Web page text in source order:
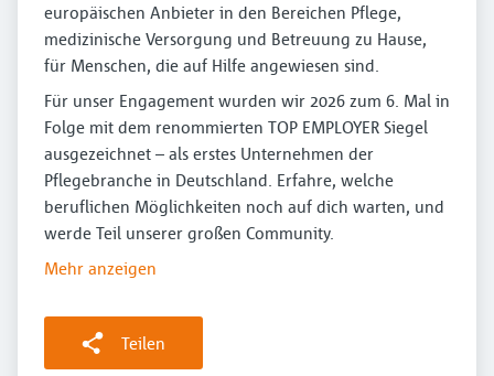
europäischen Anbieter in den Bereichen Pflege,
medizinische Versorgung und Betreuung zu Hause,
für Menschen, die auf Hilfe angewiesen sind.
Für unser Engagement wurden wir 2026 zum 6. Mal in
Folge mit dem renommierten TOP EMPLOYER Siegel
ausgezeichnet – als erstes Unternehmen der
Pflegebranche in Deutschland. Erfahre, welche
beruflichen Möglichkeiten noch auf dich warten, und
werde Teil unserer großen Community.
Mehr anzeigen
Teilen